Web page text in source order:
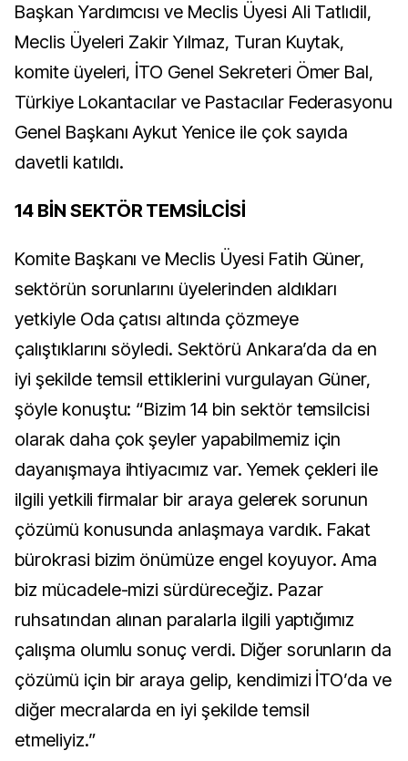
Başkan Yardımcısı ve Meclis Üyesi Ali Tatlıdil,
Meclis Üyeleri Zakir Yılmaz, Turan Kuytak,
komite üyeleri, İTO Genel Sekreteri Ömer Bal,
Türkiye Lokantacılar ve Pastacılar Federasyonu
Genel Başkanı Aykut Yenice ile çok sayıda
davetli katıldı.
14 BİN SEKTÖR TEMSİLCİSİ
Komite Başkanı ve Meclis Üyesi Fatih Güner,
sektörün sorunlarını üyelerinden aldıkları
yetkiyle Oda çatısı altında çözmeye
çalıştıklarını söyledi. Sektörü Ankara’da da en
iyi şekilde temsil ettiklerini vurgulayan Güner,
şöyle konuştu: “Bizim 14 bin sektör temsilcisi
olarak daha çok şeyler yapabilmemiz için
dayanışmaya ihtiyacımız var. Yemek çekleri ile
ilgili yetkili firmalar bir araya gelerek sorunun
çözümü konusunda anlaşmaya vardık. Fakat
bürokrasi bizim önümüze engel koyuyor. Ama
biz mücadele-mizi sürdüreceğiz. Pazar
ruhsatından alınan paralarla ilgili yaptığımız
çalışma olumlu sonuç verdi. Diğer sorunların da
çözümü için bir araya gelip, kendimizi İTO’da ve
diğer mecralarda en iyi şekilde temsil
etmeliyiz.”